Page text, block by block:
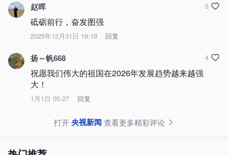
赵晖
砥砺前行，奋发图强
2025年12月31日 19:19 回复
5
扬～帆668
祝愿我们伟大的祖国在2026年发展趋势越来越强
大！
1月1日 05:27 回复
4
打开央视新闻查看更多精彩评论